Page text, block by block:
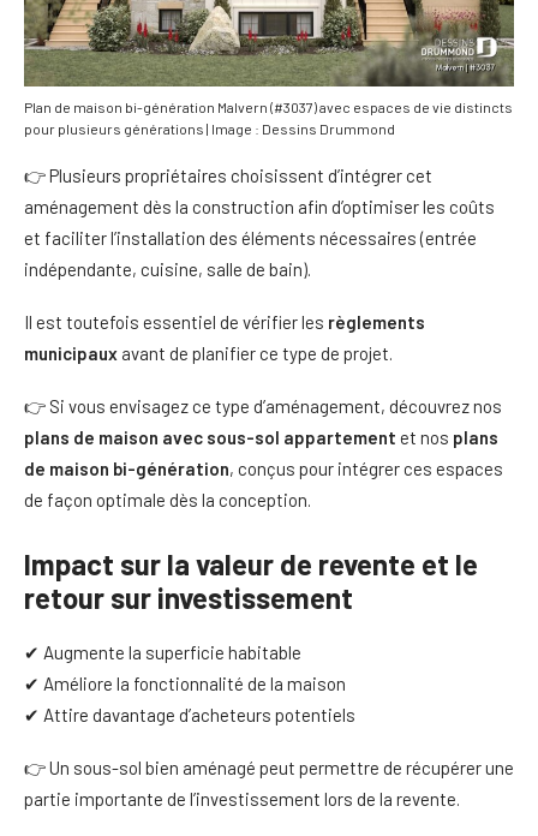
Plan de maison bi-génération Malvern (#3037) avec espaces de vie distincts
pour plusieurs générations | Image : Dessins Drummond
👉 Plusieurs propriétaires choisissent d’intégrer cet
aménagement dès la construction afin d’optimiser les coûts
et faciliter l’installation des éléments nécessaires (entrée
indépendante, cuisine, salle de bain).
Il est toutefois essentiel de vérifier les règlements
municipaux avant de planifier ce type de projet.
👉 Si vous envisagez ce type d’aménagement, découvrez nos
plans de maison avec sous-sol appartement et nos plans
de maison bi-génération, conçus pour intégrer ces espaces
de façon optimale dès la conception.
Impact sur la valeur de revente et le
retour sur investissement
✔ Augmente la superficie habitable
✔ Améliore la fonctionnalité de la maison
✔ Attire davantage d’acheteurs potentiels
👉 Un sous-sol bien aménagé peut permettre de récupérer une
partie importante de l’investissement lors de la revente.